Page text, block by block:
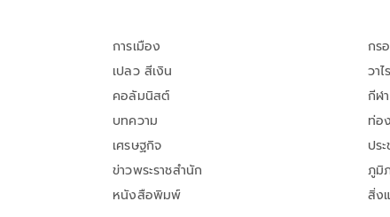
การเมือง
เปลว สีเงิน
คอลัมนิสต์
บทความ
เศรษฐกิจ
ข่าวพระราชสำนัก
หนังสือพิมพ์
กร
วาไ
กีฬา
ท่อ
ปร
ภูมิ
สิ่ง